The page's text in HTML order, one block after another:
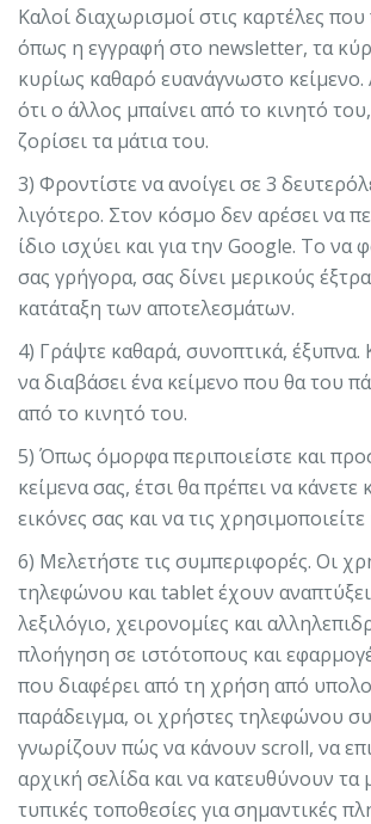
Καλοί διαχωρισμοί στις καρτέλες
όπως η εγγραφή στο newsletter, τα
κυρίως καθαρό ευανάγνωστο κείμενο.
ότι ο άλλος μπαίνει από το κινητό
ζορίσει τα μάτια του.
3) Φροντίστε να ανοίγει σε 3
λιγότερο. Στον κόσμο δεν αρέσει να
ίδιο ισχύει και για την Google. Το να
σας γρήγορα, σας δίνει μερικούς
κατάταξη των αποτελεσμάτων.
4) Γράψτε καθαρά, συνοπτικά, έξυπνα.
να διαβάσει ένα κείμενο που θα του
από το κινητό του.
5) Όπως όμορφα περιποιείστε και
κείμενα σας, έτσι θα πρέπει να κάνετε
εικόνες σας και να τις
6) Μελετήστε τις συμπεριφορές. Οι
τηλεφώνου και tablet έχουν
λεξιλόγιο, χειρονομίες και
πλοήγηση σε ιστότοπους και
που διαφέρει από τη χρήση από
παράδειγμα, οι χρήστες τηλεφώνου
γνωρίζουν πώς να κάνουν scroll, να
αρχική σελίδα και να κατευθύνουν τα
τυπικές τοποθεσίες για σημαντικές